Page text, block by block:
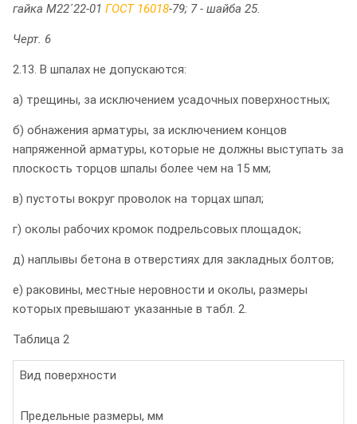
гайка М22´22-01 ГОСТ 16018-79; 7 - шайба 25.
Черт. 6
2.13. В шпалах не допускаются:
а) трещины, за исключением усадочных поверхностных;
б) обнажения арматуры, за исключением концов
напряженной арматуры, которые не должны выступать за
плоскость торцов шпалы более чем на 15 мм;
в) пустоты вокруг проволок на торцах шпал;
г) околы рабочих кромок подрельсовых площадок;
д) наплывы бетона в отверстиях для закладных болтов;
е) раковины, местные неровности и околы, размеры
которых превышают указанные в табл. 2.
Таблица 2
Вид поверхности
Предельные размеры, мм